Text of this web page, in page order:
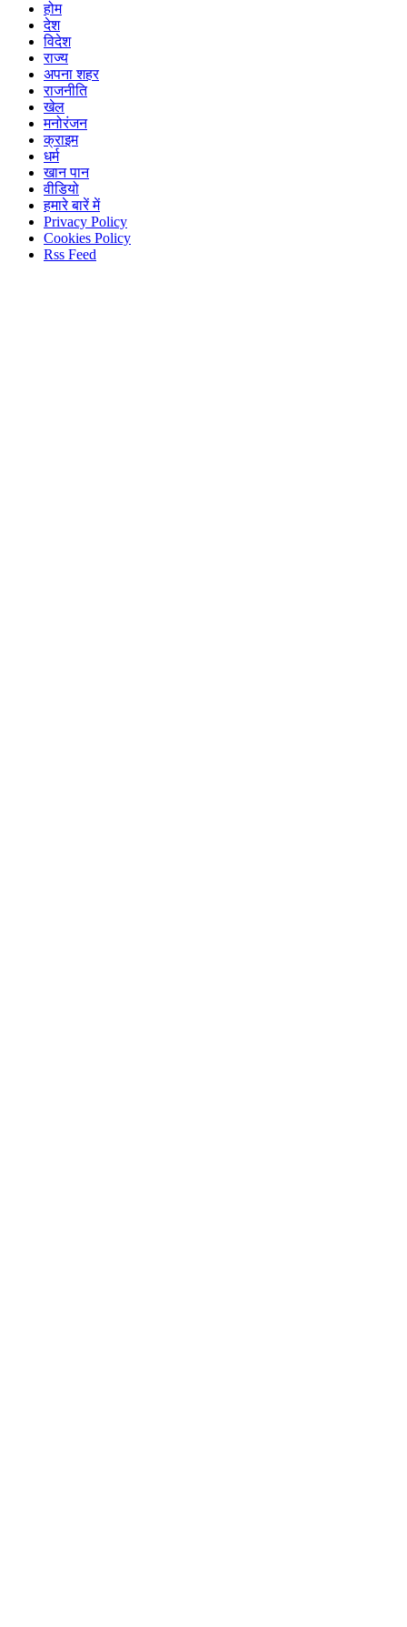
होम
देश
विदेश
राज्य
अपना शहर
राजनीति
खेल
मनोरंजन
क्राइम
धर्म
खान पान
वीडियो
हमारे बारें में
Privacy Policy
Cookies Policy
Rss Feed